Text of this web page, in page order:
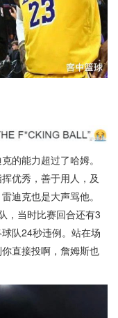
的能力超过了哈姆。
优秀，善于用人，及
迪克也是大声骂他。
，当时比赛回合还有3
队24秒违例。站在场
直接投啊，詹姆斯也